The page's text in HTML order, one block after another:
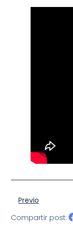
Previo
Compartir post: